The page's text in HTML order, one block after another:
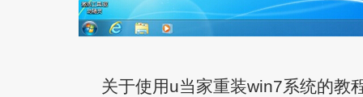
关于使用u当家重装win7系统的教